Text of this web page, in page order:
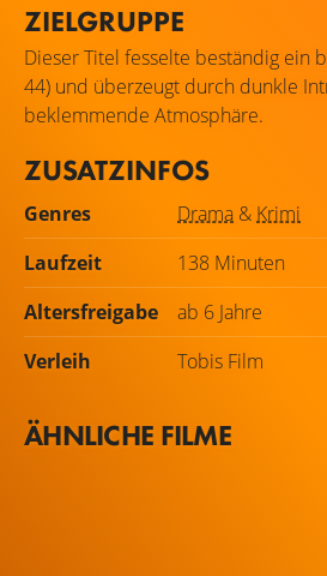
ZIELGRUPPE
Dieser Titel fesselte beständig ein
44) und überzeugt durch dunkle
beklemmende Atmosphäre.
ZUSATZINFOS
Genres Drama & Krimi
Laufzeit
138 Minuten
Altersfreigabe
ab 6 Jahre
Verleih
Tobis Film
ÄHNLICHE FILME